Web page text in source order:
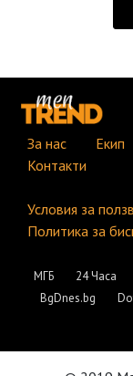
За нас Екип
Контакти
Условия за
Политика за
МГБ 24 Часа
BgDnes.bg